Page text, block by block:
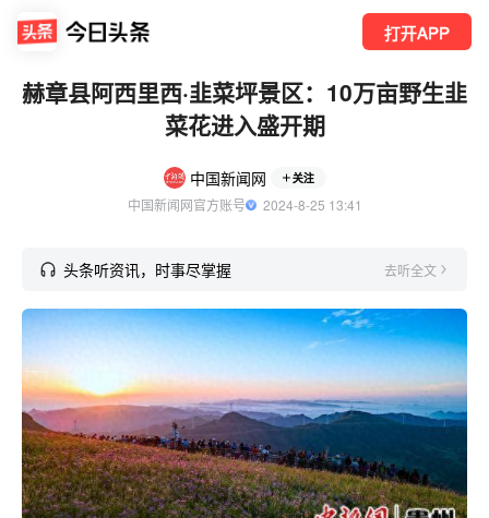
打开APP
赫章县阿西里西·韭菜坪景区：10万亩野生韭
菜花进入盛开期
中国新闻网 关注
中国新闻网官方账号
  2024-8-25 13:41
头条听资讯，时事尽掌握 去听全文